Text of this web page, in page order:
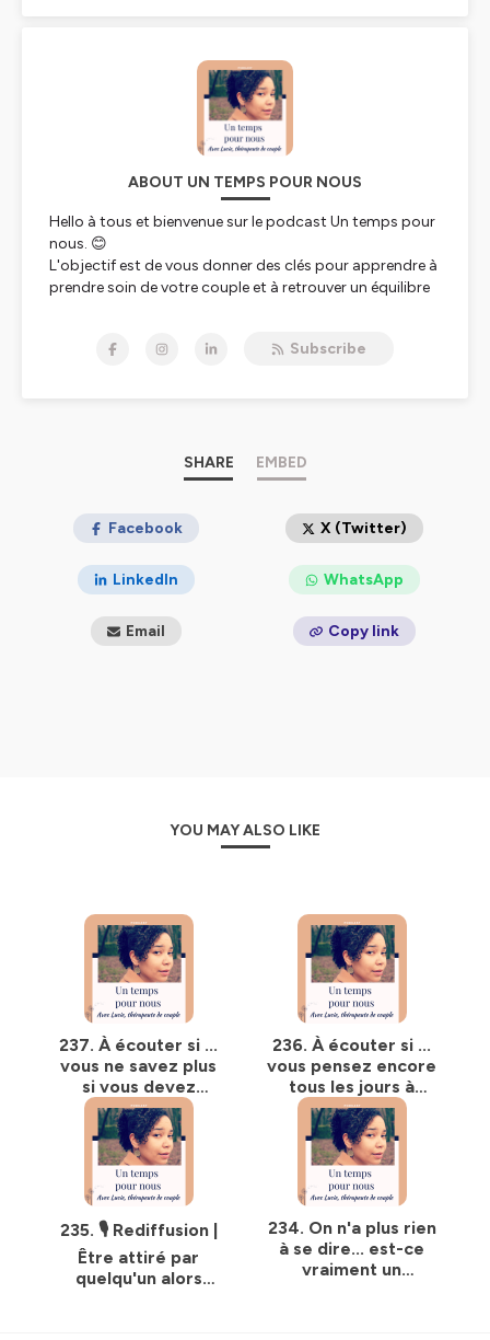
ABOUT UN TEMPS POUR NOUS
Hello à tous et bienvenue sur le podcast Un temps pour
nous. 😊
L'objectif est de vous donner des clés pour apprendre à
prendre soin de votre couple et à retrouver un équilibre
Thérapeute de couple/ Conseillere conjugale et familiale
Subscribe
SHARE EMBED
Facebook X (Twitter)
LinkedIn WhatsApp
Email Copy link
YOU MAY ALSO LIKE
237. À écouter si ...
vous ne savez plus
si vous devez
rester ou partir
236. À écouter si ...
vous pensez encore
tous les jours à
cette infidélité
235. 🎙️ Rediffusion |
Être attiré par
quelqu'un alors
234. On n'a plus rien
à se dire... est-ce
vraiment un